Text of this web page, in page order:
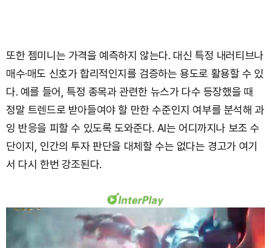
또한 젬미니는 가격을 예측하지 않는다. 대신 특정 내러티브나
매수·매도 신호가 합리적인지를 검증하는 용도로 활용할 수 있
다. 예를 들어, 특정 종목과 관련한 뉴스가 다수 등장했을 때
정말 트렌드로 받아들여야 할 만한 수준인지 여부를 분석해 과
잉 반응을 피할 수 있도록 도와준다. AI는 어디까지나 보조 수
단이지, 인간의 투자 판단을 대체할 수는 없다는 경고가 여기
서 다시 한번 강조된다.